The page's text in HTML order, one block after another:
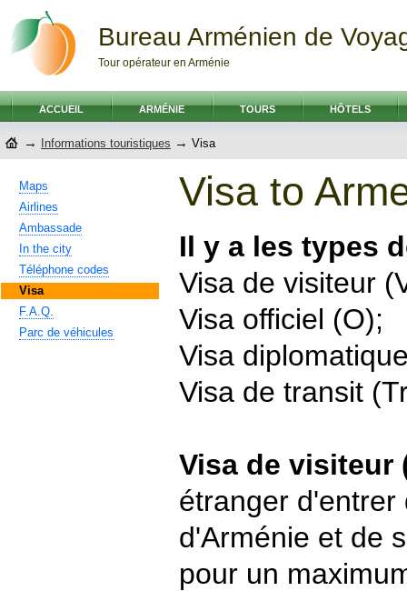
Bureau Arménien de
Tour opérateur en Arménie
ACCUEIL ARMÉNIE TOURS HÔTELS
→ Informations touristiques → Visa
Maps
Airlines
Ambassade
In the city
Téléphone codes
Visa
F.A.Q.
Parc de véhicules
Visa to
Il y a les types
Visa de visiteur
Visa officiel (O);
Visa
Visa de transit
Visa de visiteur
étranger d'entrer
d'Arménie et de
pour un